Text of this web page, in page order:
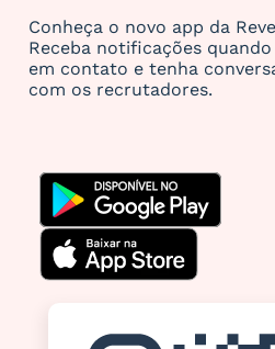
Conheça o novo app da
Receba notificações
em contato e tenha
com os recrutadores.